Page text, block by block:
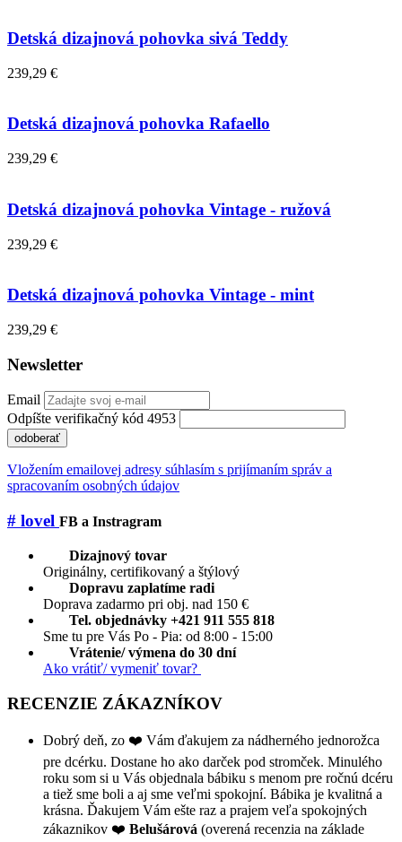
Detská dizajnová pohovka sivá Teddy
239,29 €
Detská dizajnová pohovka Rafaello
239,29 €
Detská dizajnová pohovka Vintage - ružová
239,29 €
Detská dizajnová pohovka Vintage - mint
239,29 €
Newsletter
Email
Odpíšte verifikačný kód 4953
odoberať
Vložením emailovej adresy súhlasím s prijímaním správ a
spracovaním osobných údajov
# lovel FB a Instragram
Dizajnový tovar
Originálny, certifikovaný a štýlový
Dopravu zaplatíme radi
Doprava zadarmo pri obj. nad 150 €
Tel. objednávky +421 911 555 818
Sme tu pre Vás Po - Pia: od 8:00 - 15:00
Vrátenie/ výmena do 30 dní
Ako vrátiť/ vymeniť tovar?
RECENZIE ZÁKAZNÍKOV
Dobrý deň, zo ❤️ Vám ďakujem za nádherného jednorožca
pre dcérku. Dostane ho ako darček pod stromček. Minulého
roku som si u Vás objednala bábiku s menom pre ročnú dcéru
a tiež sme boli a aj sme veľmi spokojní. Bábika je kvalitná a
krásna. Ďakujem Vám ešte raz a prajem veľa spokojných
zákaznikov ❤️ Belušárová (overená recenzia na základe